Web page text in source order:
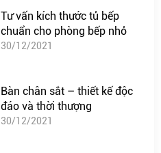
Tư vấn kích thước tủ bếp
chuẩn cho phòng bếp nhỏ
30/12/2021
Bàn chân sắt – thiết kế độc
đáo và thời thượng
30/12/2021